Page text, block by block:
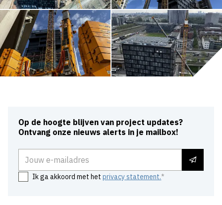
Op de hoogte blijven van project updates?
Ontvang onze nieuws alerts in je mailbox!
Ik ga akkoord met hetprivacy statement.